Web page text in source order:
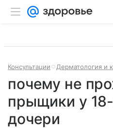
Консультации Дерматология и
почему не
прыщики у
дочери